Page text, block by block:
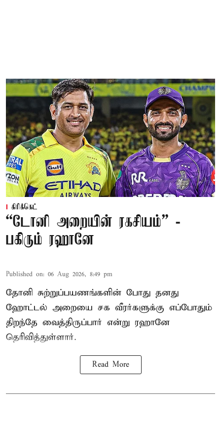
கிரிக்கெட்
“டோனி அறையின் ரகசியம்” -
பகிரும் ரஹானே
Published on: 06 Aug 2026, 8:49 pm
தோனி சுற்றுப்பயணங்களின் போது தனது
ஹோட்டல் அறையை சக வீரர்களுக்கு எப்போதும்
திறந்தே வைத்திருப்பார் என்று ரஹானே
தெரிவித்துள்ளார்.
Read More